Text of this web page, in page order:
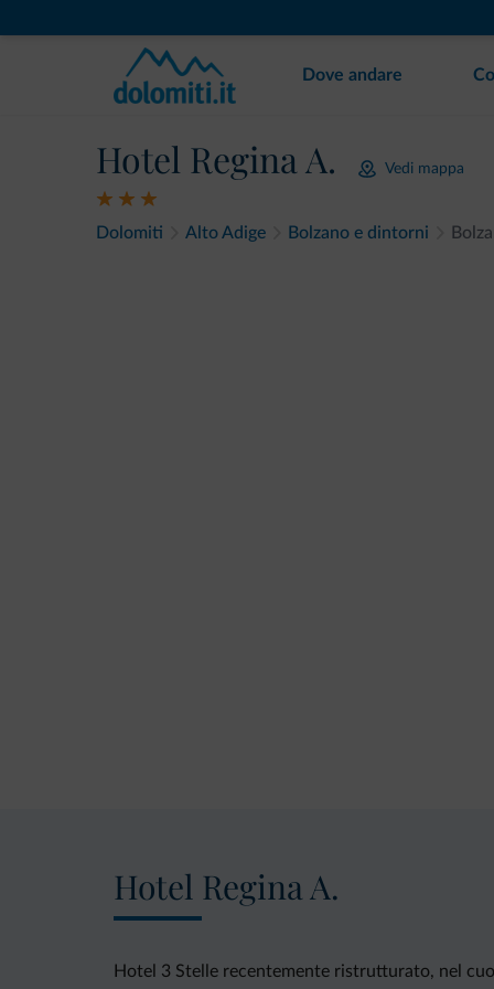
Dove andare
Hotel Regina A. Vedi mappa
Dolomiti Alto Adige Bolzano e dintorni
Hotel Regina A.
Hotel 3 Stelle recentemente ristrutturato, nel